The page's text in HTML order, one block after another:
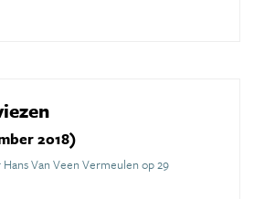
2018)
Van Veen Vermeulen op 29